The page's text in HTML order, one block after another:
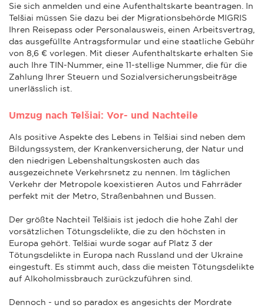
Sie sich anmelden und eine Aufenthaltskarte beantragen. In
Telšiai müssen Sie dazu bei der Migrationsbehörde MIGRIS
Ihren Reisepass oder Personalausweis, einen Arbeitsvertrag,
das ausgefüllte Antragsformular und eine staatliche Gebühr
von 8,6 € vorlegen. Mit dieser Aufenthaltskarte erhalten Sie
auch Ihre TIN-Nummer, eine 11-stellige Nummer, die für die
Zahlung Ihrer Steuern und Sozialversicherungsbeiträge
unerlässlich ist.
Umzug nach Telšiai: Vor- und Nachteile
Als positive Aspekte des Lebens in Telšiai sind neben dem
Bildungssystem, der Krankenversicherung, der Natur und
den niedrigen Lebenshaltungskosten auch das
ausgezeichnete Verkehrsnetz zu nennen. Im täglichen
Verkehr der Metropole koexistieren Autos und Fahrräder
perfekt mit der Metro, Straßenbahnen und Bussen.
Der größte Nachteil Telšiais ist jedoch die hohe Zahl der
vorsätzlichen Tötungsdelikte, die zu den höchsten in
Europa gehört. Telšiai wurde sogar auf Platz 3 der
Tötungsdelikte in Europa nach Russland und der Ukraine
eingestuft. Es stimmt auch, dass die meisten Tötungsdelikte
auf Alkoholmissbrauch zurückzuführen sind.
Dennoch - und so paradox es angesichts der Mordrate